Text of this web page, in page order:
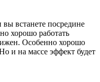
вы встанете посредине
хорошо работать
Особенно хорошо
и на массе эффект будет